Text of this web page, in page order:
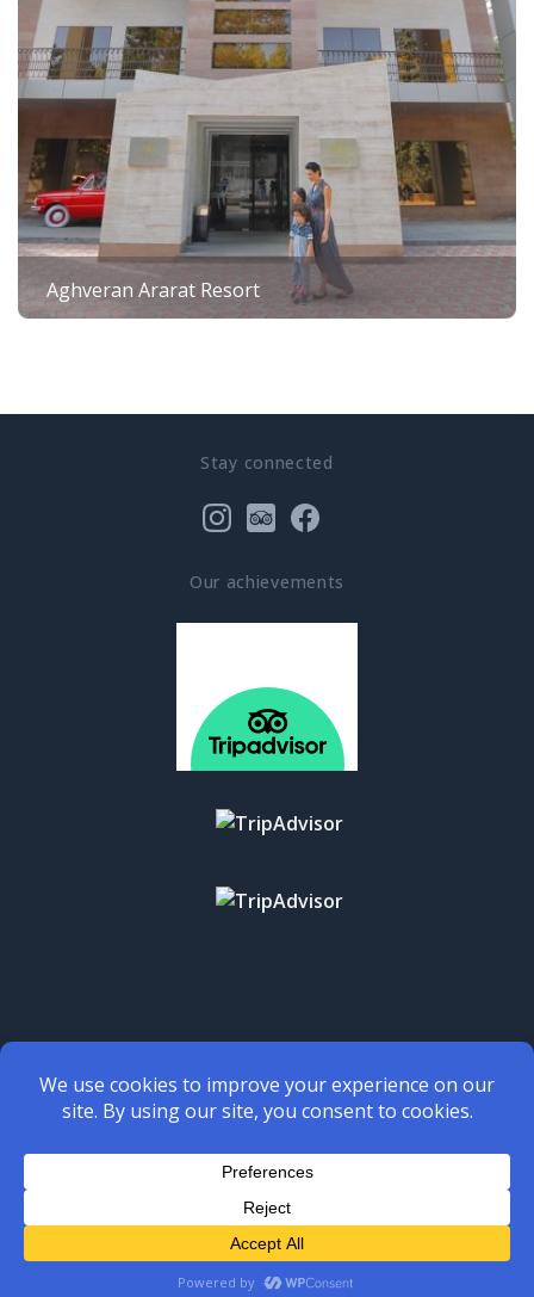
Aghveran Ararat Resort
Stay connected
Our achievements
Copyright © 2026Yerani Travel. All Rights Reserved.